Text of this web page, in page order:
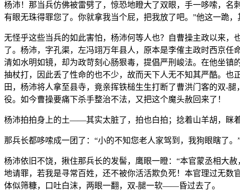
杨沛！那当兵仿佛被雷劈了，惊恐地瞪大了双眼，手一哆嗦，
有眼无珠得罪您了。你就拿我当个屁，把我放了吧。”他这一跪
无怪乎这些当兵的如此害怕，杨沛何等人也？自曹操主政以来
了。杨沛，字孔渠，左冯翊万年县人，原本是李傕主政时西京任
清如水明如镜，却为政苛刻心肠狠毒，提倡严刑峻法。在他坐
抽杖打，因此丢了性命的也不少，故而天下人无不知其严酷。
田，杨沛将人拿至县寺，竟亲挥铁槌生生打断了曹洪门客的双-
役。如今曹操要痛下杀手整治不法，又把这个魔头赦回来了！
杨沛拍拍身上的土——其实太脏了，拍也白拍；捻着山羊胡，眯
那兵长都哆嗦成一团了：“小的不知您老人家驾到，我狗眼瞎了
杨沛依旧不饶，揪住那兵长的发髻，鹰眼一瞪：“本官蒙丞相大
地请罪，若我是寻常百姓，还不被你活活欺负死！本官理过无
体似筛糠，口吐白沫，两眼一翻，双-腿一软——昏过去了。